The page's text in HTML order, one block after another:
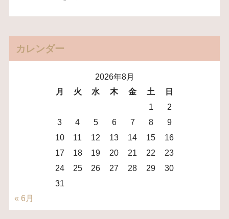
カレンダー
2026年8月
月
火 水 木 金 土
日
1
2
3
4 5 6 7 8
9
10
11 12 13 14 15
16
17
18 19 20 21 22
23
24
25 26 27 28 29
30
31
« 6月